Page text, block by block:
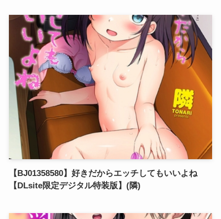
【BJ01358580】好きだからエッチしてもいいよね
【DLsite限定デジタル特装版】(隣)